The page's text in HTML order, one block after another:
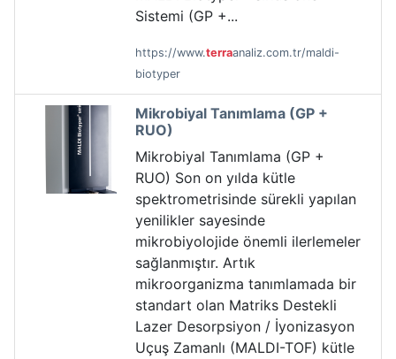
Sistemi (GP +...
https://www.terraanaliz.com.tr/maldi-
biotyper
Mikrobiyal Tanımlama (GP +
RUO)
Mikrobiyal Tanımlama (GP +
RUO) Son on yılda kütle
spektrometrisinde sürekli yapılan
yenilikler sayesinde
mikrobiyolojide önemli ilerlemeler
sağlanmıştır. Artık
mikroorganizma tanımlamada bir
standart olan Matriks Destekli
Lazer Desorpsiyon / İyonizasyon
Uçuş Zamanlı (MALDI-TOF) kütle